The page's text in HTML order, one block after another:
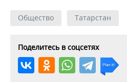
Общество Татарстан
Поделитесь в соцсетях